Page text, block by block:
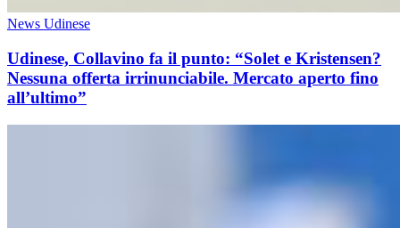
News Udinese
Udinese, Collavino fa il punto: “Solet e Kristensen?
Nessuna offerta irrinunciabile. Mercato aperto fino
all’ultimo”